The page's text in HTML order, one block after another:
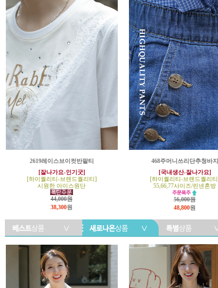
2619레이스브이컷반팔티
[잘나가요-인기굿]
[하이퀄리티-브랜드퀄리티]
시원한 아이스원단
44,000원
38,300원
468주머니쓰리단추청바지
[국내생산-잘나가요]
[하이퀄리티-브랜드퀄리
55,66,77사이즈/린넨혼방
56,000원
48,800원